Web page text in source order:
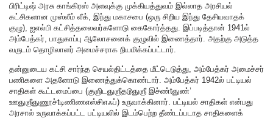
பிரிட்டிஷ் அரசு காங்கிரஸ் அளவுக்கு முக்கியத்துவம் இல்லாத அரசியல்
கட்சிகளான முஸ்லீம் லீக், இந்து மகாசபை (ஒரு சிறிய இந்து தேசியவாதக்
குழு), ஐஎல்பி கட்சித்தலைவர்களோடு கைகோர்த்தது. இப்படித்தான் 1941ல்
அம்பேத்கர், பாதுகாப்பு ஆலோசனைக் குழுவில் இணைத்தார். அதற்கு அடுத்த
வருடம் தொழிலாளர் அமைச்சராக நியமிக்கப்பட்டார்.
தன்னுடைய கட்சி சார்ந்த செயல்திட்டத்தை மீட்டெடுத்து, அம்பேத்கர் அமைச்சர்
பணிகளை அதனோடு இணைத்துக்கொண்டார். அம்பேத்கர் 1942ல் பட்டியல்
சாதிகள் கூட்டமைப்பை (குஞிடஞுஞீதடூஞுஞீ இச்ண்tஞுண்’
ஊஞுஞீஞுணூச்tடிணிணஎஸ்சிஎஃப்) உருவாக்கினார். பட்டியல் சாதிகள் என்பது
அரசால் உருவாக்கப்பட்ட பட்டியலில் இடம்பெற்ற தீண்டப்படாத சாதிகளைக்